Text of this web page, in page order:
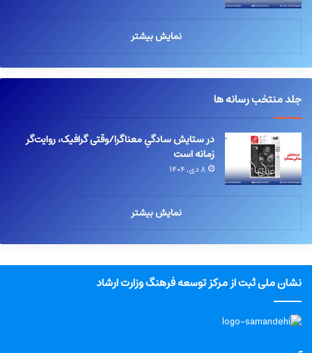
نمایش بیشتر
جلد منتخب رسانه ها
در ستایش سادگیِ معناگرا/وقتی گرافیک، روایت‌گر
زمانه است
۸ دی, ۱۴۰۴
نمایش بیشتر
نشان ملی ثبت از مرکز توسعه فرهنگ وزارت ارشاد